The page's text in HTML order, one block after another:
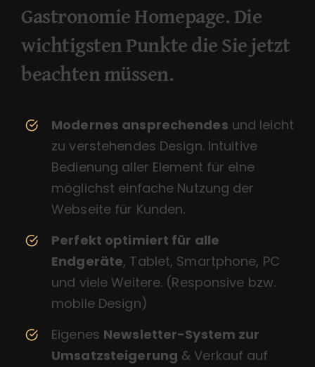
Gastronomie Homepage. Die
wichtigsten Punkte die Sie jetzt
beachten müssen.
Modernes ansprechendes und leicht
zu verstehendes Design. Intuitive
Bedienung aller Element für eine
möglichst einfache Nutzung der
Webseite für Kunden.
Perfekt optimiert für alle
Endgeräte, Tablet, Smartphone, PC
und viele Weitere. (Responsive bzw.
mobile Design)
Eigenes Newsletter-System zur
Umsatzsteigerung & Verkauf auf